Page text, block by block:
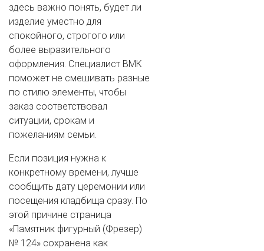
здесь важно понять, будет ли
изделие уместно для
спокойного, строгого или
более выразительного
оформления. Специалист ВМК
поможет не смешивать разные
по стилю элементы, чтобы
заказ соответствовал
ситуации, срокам и
пожеланиям семьи.
Если позиция нужна к
конкретному времени, лучше
сообщить дату церемонии или
посещения кладбища сразу. По
этой причине страница
«Памятник фигурный (Фрезер)
№ 124» сохранена как